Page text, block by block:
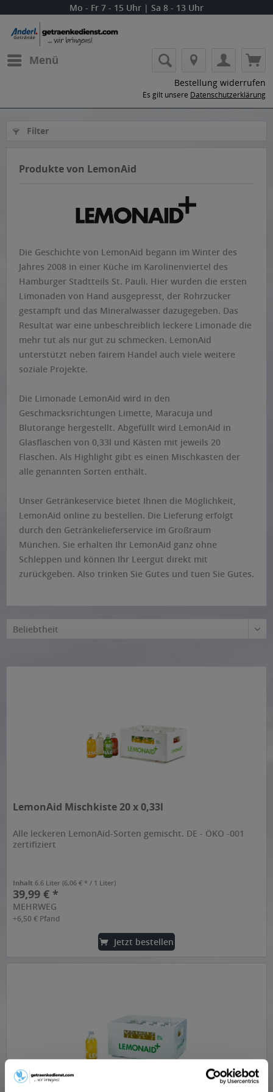
Mo - Fr 7 - 15 Uhr | Sa 8 - 13 Uhr
Menü
Bestellung widerrufen
Es gilt unsere Datenschutzerklärung
Filter
Produkte von LemonAid
Die Geschichte von LemonAid begann im Winter des
Jahres 2008 in einer Küche im Karolinenviertel des
Hamburger Stadtteils St. Pauli. Hier wurden die ersten
Limonaden von Hand ausgepresst, der Rohrzucker
gestampft und das Mineralwasser dazugegeben. Das
Resultat war eine unbeschreiblich leckere Limonade die
mehr tut als nur gut zu schmecken. LemonAid
unterstützt neben fairem Handel auch viele weitere
soziale Projekte.
Die Limonade LemonAid wird in den
Geschmacksrichtungen Limette, Maracuja und
Blutorange hergestellt. Abgefüllt wird LemonAid in
Glasflaschen von 0,33l und Kästen mit jeweils 20
Flaschen. Als Highlight gibt es einen Mischkasten der
alle genannten Sorten enthält.
Unser Getränkeservice bietet Ihnen die Möglichkeit,
LemonAid online zu bestellen. Die Lieferung erfolgt
durch den Getränkelieferservice im Großraum
München. Sie erhalten Ihr LemonAid ganz ohne
Schleppen und können Ihr Leergut direkt mit
zurückgeben. Also trinken Sie Gutes und tuen Sie Gutes.
Beliebtheit
LemonAid Mischkiste 20 x 0,33l
Alle leckeren LemonAid-Sorten gemischt. DE - ÖKO -001
zertifiziert
Inhalt6.6 Liter(6,06 € * / 1 Liter)
39,99 € *
MEHRWEG
+6,50 € Pfand
Jetzt bestellen